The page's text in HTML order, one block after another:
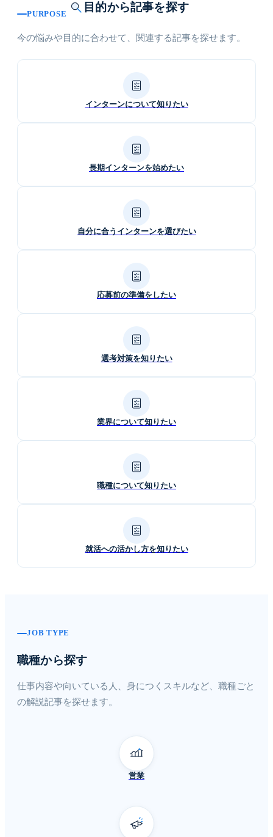
PURPOSE
目的から記事を探す
今の悩みや目的に合わせて、関連する記事を探せます。
インターンについて知りたい
長期インターンを始めたい
自分に合うインターンを選びたい
応募前の準備をしたい
選考対策を知りたい
業界について知りたい
職種について知りたい
就活への活かし方を知りたい
JOB TYPE
職種から探す
仕事内容や向いている人、身につくスキルなど、職種ごと
の解説記事を探せます。
営業